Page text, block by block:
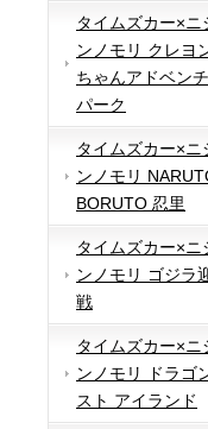
タイムズカー×ニ
ンノモリ クレヨ
ちゃんアドベン
パーク
タイムズカー×ニ
ンノモリ
BORUTO 忍里
タイムズカー×ニ
ンノモリ ゴジラ
戦
タイムズカー×ニ
ンノモリ ドラゴ
スト アイランド